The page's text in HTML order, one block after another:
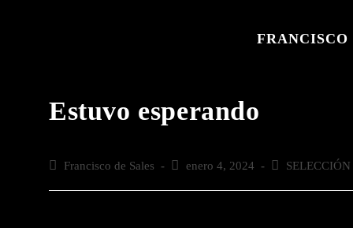
FRANCISCO
Estuvo esperando
AutorFrancisco de Sales
Publicación
enero 4, 2024
Categoría
SELECCIÓN